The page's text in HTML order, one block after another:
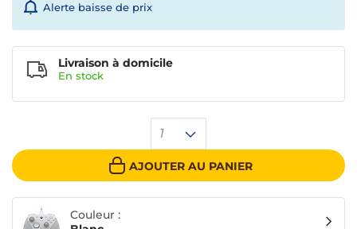
Alerte baisse de prix
1
AJOUTER AU PANIER
Livraison à domicile
En stock
Couleur :